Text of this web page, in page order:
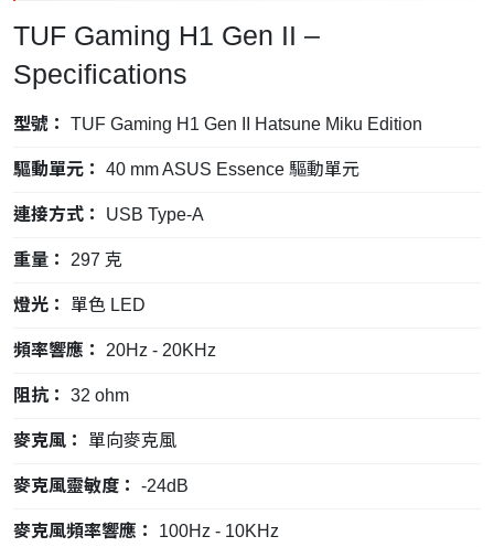
TUF Gaming H1 Gen II –
Specifications
型號： TUF Gaming H1 Gen II Hatsune Miku Edition
驅動單元： 40 mm ASUS Essence 驅動單元
連接方式： USB Type-A
重量： 297 克
燈光： 單色 LED
頻率響應： 20Hz - 20KHz
阻抗： 32 ohm
麥克風： 單向麥克風
麥克風靈敏度： -24dB
麥克風頻率響應： 100Hz - 10KHz